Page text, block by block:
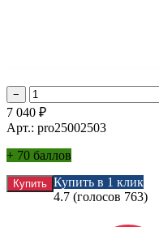
7 040 ₽
Арт.: pro25002503
+ 70 баллов
Купить в 1 клик
4.7 (голосов 763)